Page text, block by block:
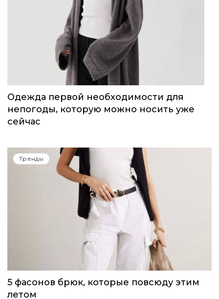
14-15 июня в Сочи пройдет Volga Fashion
Тренды
Одежда первой необходимости для
непогоды, которую можно носить уже
сейчас